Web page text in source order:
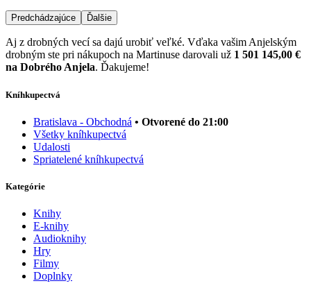
Predchádzajúce Ďalšie
Aj z drobných vecí sa dajú urobiť veľké. Vďaka vašim Anjelským
drobným ste pri nákupoch na Martinuse darovali už 1 501 145,00 €
na Dobrého Anjela. Ďakujeme!
Kníhkupectvá
Bratislava - Obchodná • Otvorené do 21:00
Všetky kníhkupectvá
Udalosti
Spriatelené kníhkupectvá
Kategórie
Knihy
E-knihy
Audioknihy
Hry
Filmy
Doplnky